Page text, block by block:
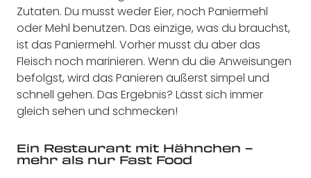
Zutaten. Du musst weder Eier, noch Paniermehl
oder Mehl benutzen. Das einzige, was du brauchst,
ist das Paniermehl. Vorher musst du aber das
Fleisch noch marinieren. Wenn du die Anweisungen
befolgst, wird das Panieren äußerst simpel und
schnell gehen. Das Ergebnis? Lässt sich immer
gleich sehen und schmecken!
Ein Restaurant mit Hähnchen –
mehr als nur Fast Food